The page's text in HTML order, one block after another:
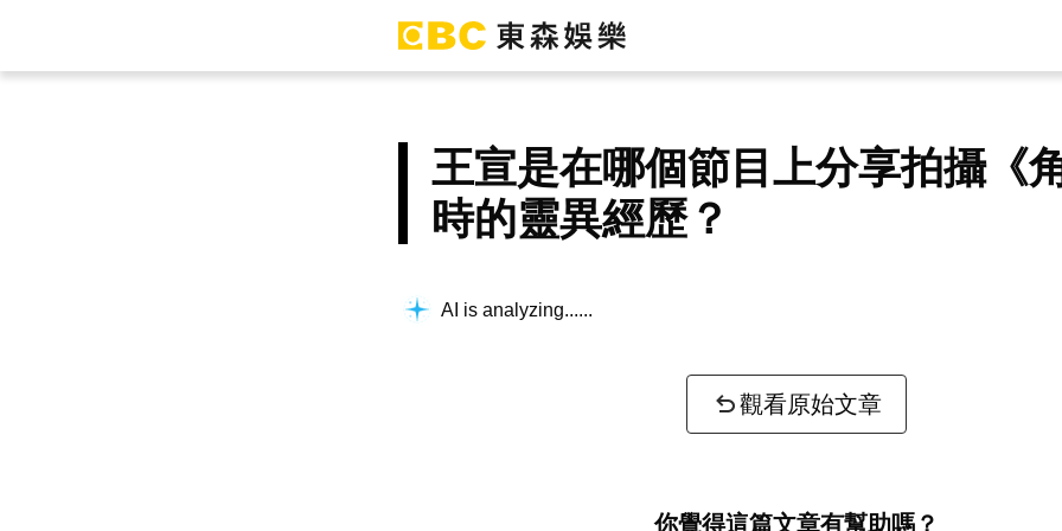
王宣是在哪個節目上分享拍攝《
時的靈異經歷？
AI is analyzing...
觀看原始文章
你覺得這篇文章有幫助嗎？